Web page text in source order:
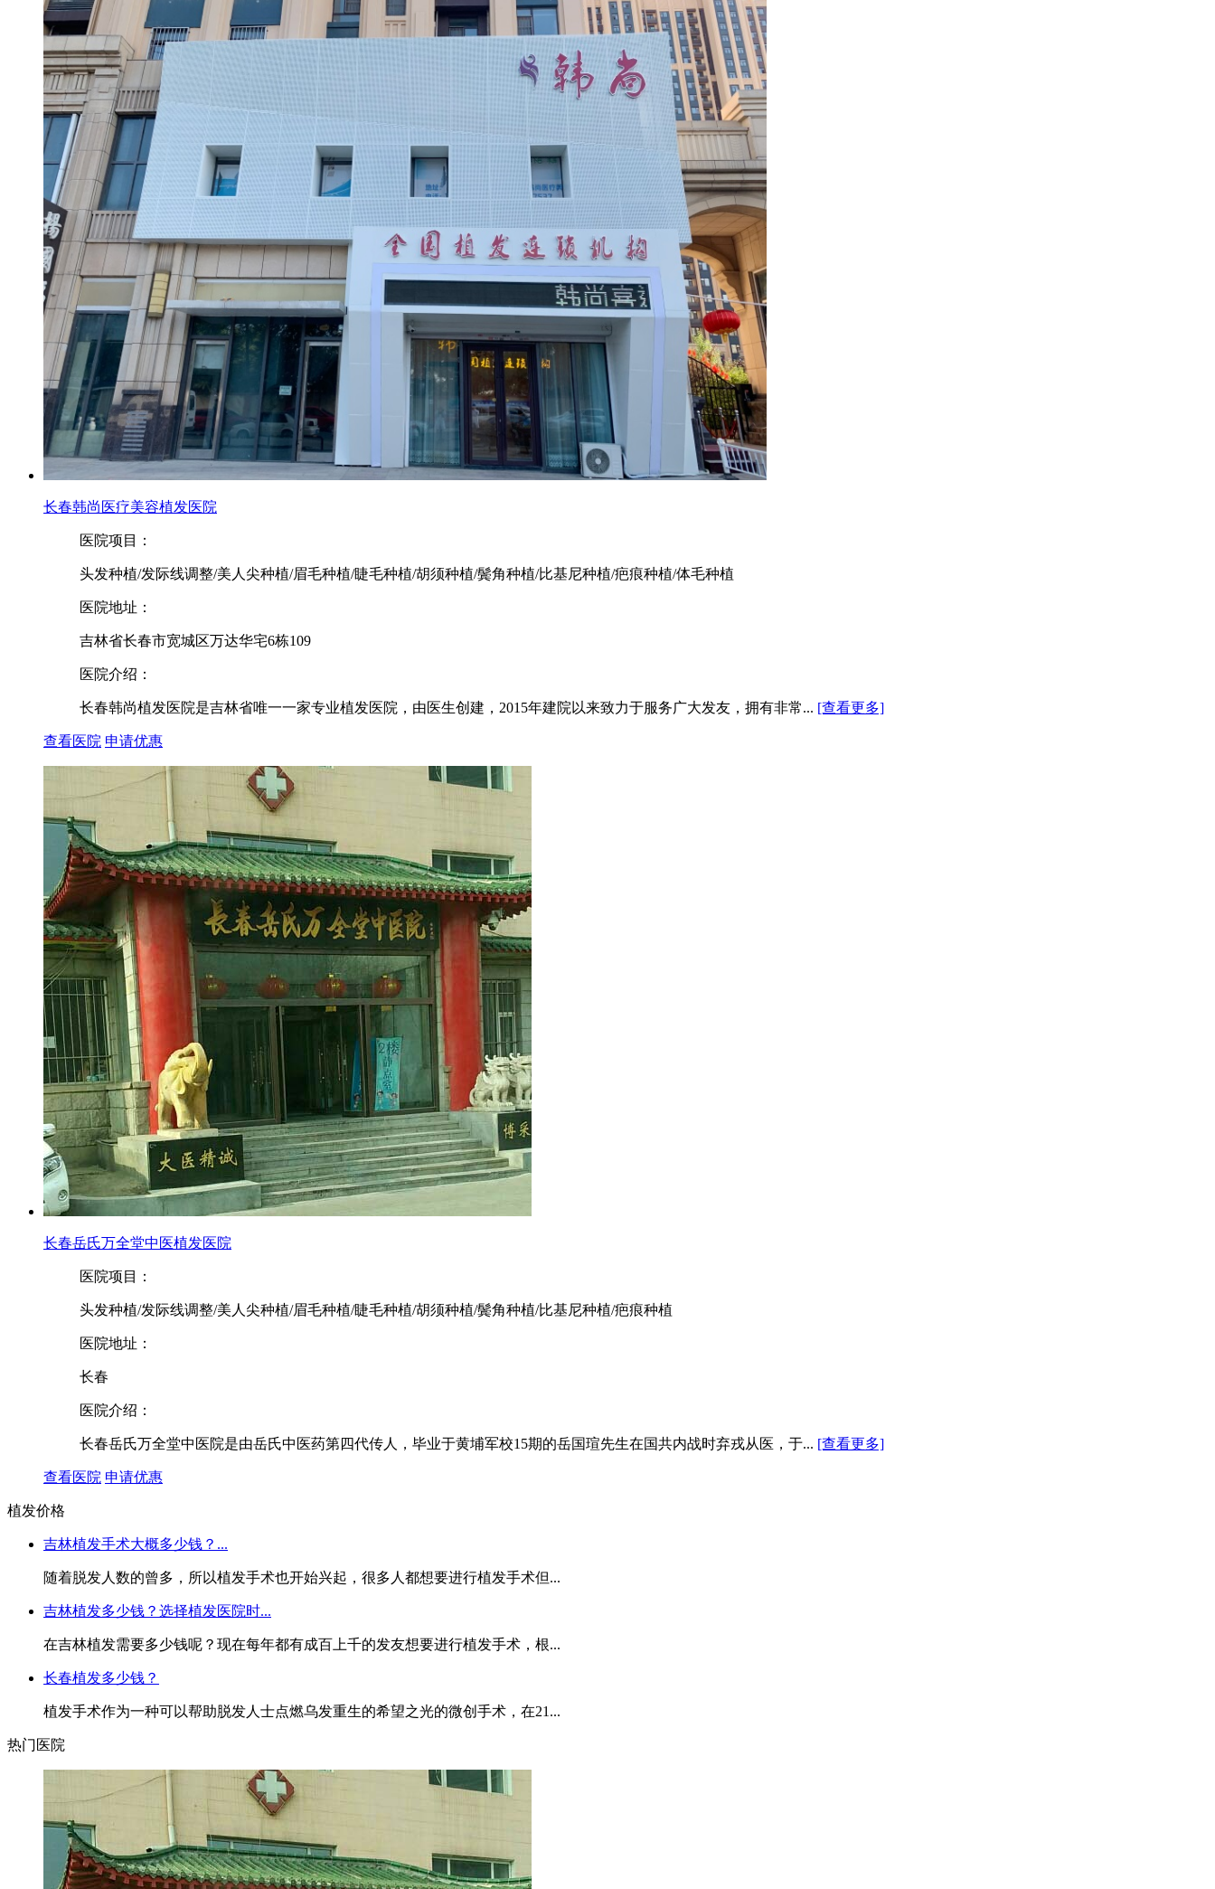
长春韩尚医疗美容植发医院
医院项目：
头发种植/发际线调整/美人尖种植/眉毛种植/睫毛种植/胡须种植/鬓角种植/比基尼种植/疤痕种植/体毛种植
医院地址：
吉林省长春市宽城区万达华宅6栋109
医院介绍：
长春韩尚植发医院是吉林省唯一一家专业植发医院，由医生创建，2015年建院以来致力于服务广大发友，拥有非常... [查看更多]
查看医院 申请优惠
长春岳氏万全堂中医植发医院
医院项目：
头发种植/发际线调整/美人尖种植/眉毛种植/睫毛种植/胡须种植/鬓角种植/比基尼种植/疤痕种植
医院地址：
长春
医院介绍：
长春岳氏万全堂中医院是由岳氏中医药第四代传人，毕业于黄埔军校15期的岳国瑄先生在国共内战时弃戎从医，于... [查看更多]
查看医院 申请优惠
植发价格
吉林植发手术大概多少钱？...
随着脱发人数的曾多，所以植发手术也开始兴起，很多人都想要进行植发手术但...
吉林植发多少钱？选择植发医院时...
在吉林植发需要多少钱呢？现在每年都有成百上千的发友想要进行植发手术，根...
长春植发多少钱？
植发手术作为一种可以帮助脱发人士点燃乌发重生的希望之光的微创手术，在21...
热门医院